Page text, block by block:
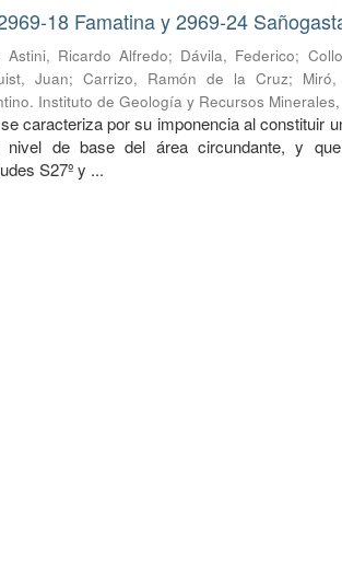
18 Famatina y 2969-24
Astini, Ricardo Alfredo; Dávila, Federico;
Juan; Carrizo, Ramón de la Cruz;
Instituto de Geología y Recursos Minerales
caracteriza por su imponencia al constituir
nivel de base del área circundante, y que
S27º y ...